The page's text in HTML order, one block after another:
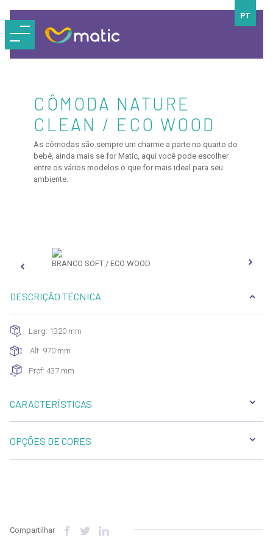
PT
CÔMODA NATURE
CLEAN / ECO WOOD
As cômodas são sempre um charme a parte no quarto do
bebê, ainda mais se for Matic, aqui você pode escolher
entre os vários modelos o que for mais ideal para seu
ambiente.
BRANCO SOFT / ECO WOOD
DESCRIÇÃO TÉCNICA
Larg: 1320 mm
Alt: 970 mm
Prof: 437 mm
CARACTERÍSTICAS
OPÇÕES DE CORES
Compartilhar